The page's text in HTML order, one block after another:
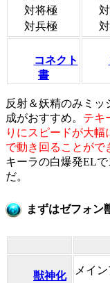
対将極
対兵極
コネクト
書
反射＆妖精のみミッ
成がおすすめ。 テキ
りにスピードが大
で動き回ることがで
キーラの白爆発EL
だ。
まずはゼフォン
獣神化 メイ